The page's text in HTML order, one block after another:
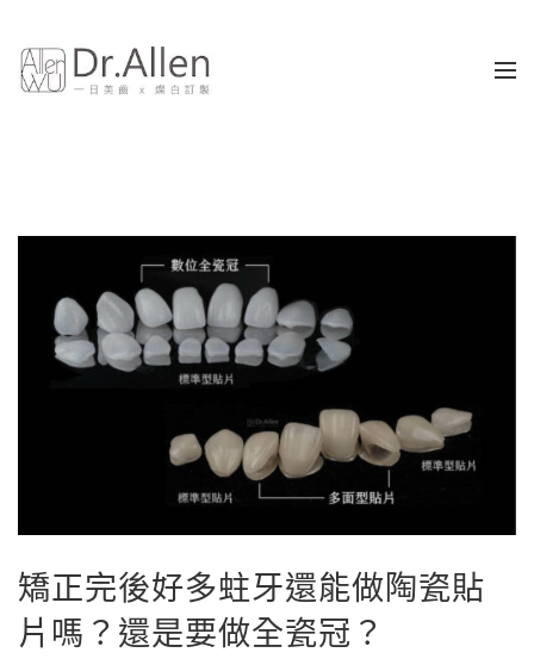
矯正完後好多蛀牙還能做陶瓷貼
片嗎？還是要做全瓷冠？